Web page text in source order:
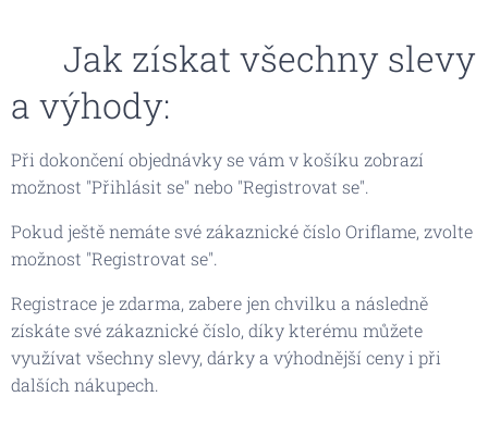
🌸 Jak získat všechny slevy
a výhody:
Při dokončení objednávky se vám v košíku zobrazí
možnost "Přihlásit se" nebo "Registrovat se".
Pokud ještě nemáte své zákaznické číslo Oriflame, zvolte
možnost "Registrovat se".
Registrace je zdarma, zabere jen chvilku a následně
získáte své zákaznické číslo, díky kterému můžete
využívat všechny slevy, dárky a výhodnější ceny i při
dalších nákupech.